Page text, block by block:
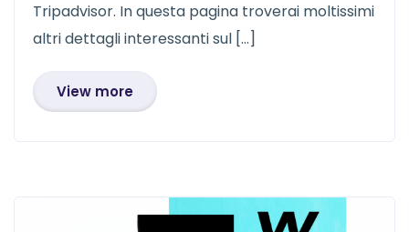
Tripadvisor. In questa pagina troverai moltissimi
altri dettagli interessanti sul […]
View more